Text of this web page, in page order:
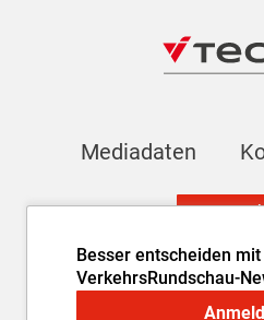
Besser entscheiden mit
VerkehrsRundschau-
Mediadaten
Impressum AGB